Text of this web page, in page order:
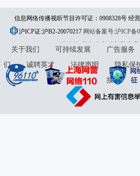
信息网络传播视听节目许可证：0908328号 经
913101046312860336 违法和不良信息举报
jubao@eastmoney.com
沪ICP证:沪B2-20070217 网站备案号:沪ICP备
31010402000120号版权所有:东方财富网意见
关于我们 可持续发展 广告服务
们
诚聘英才 法律声明 隐私保
接